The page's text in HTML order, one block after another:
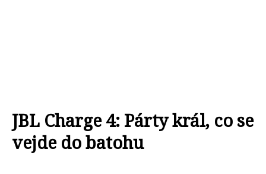
JBL Charge 4: Párty král, co se
vejde do batohu